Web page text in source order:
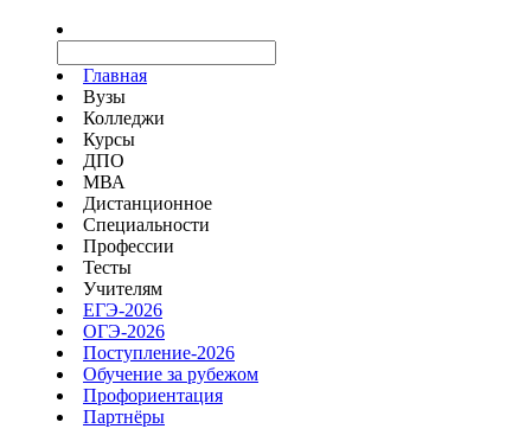
Главная
Вузы
Колледжи
Курсы
ДПО
МВА
Дистанционное
Специальности
Профессии
Тесты
Учителям
ЕГЭ-2026
ОГЭ-2026
Поступление-2026
Обучение за рубежом
Профориентация
Партнёры